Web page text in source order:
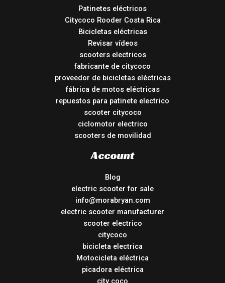
Patinetes eléctricos
Citycoco Rooder Costa Rica
Bicicletas eléctricas
Revisar vídeos
scooters electricos
fabricante de citycoco
proveedor de bicicletas eléctricas
fábrica de motos eléctricas
repuestos para patinete electrico
scooter citycoco
ciclomotor electrico
scooters de movilidad
Account
Blog
electric scooter for sale
info@morabryan.com
electric scooter manufacturer
scooter electrico
citycoco
bicicleta electrica
Motocicleta eléctrica
picadora eléctrica